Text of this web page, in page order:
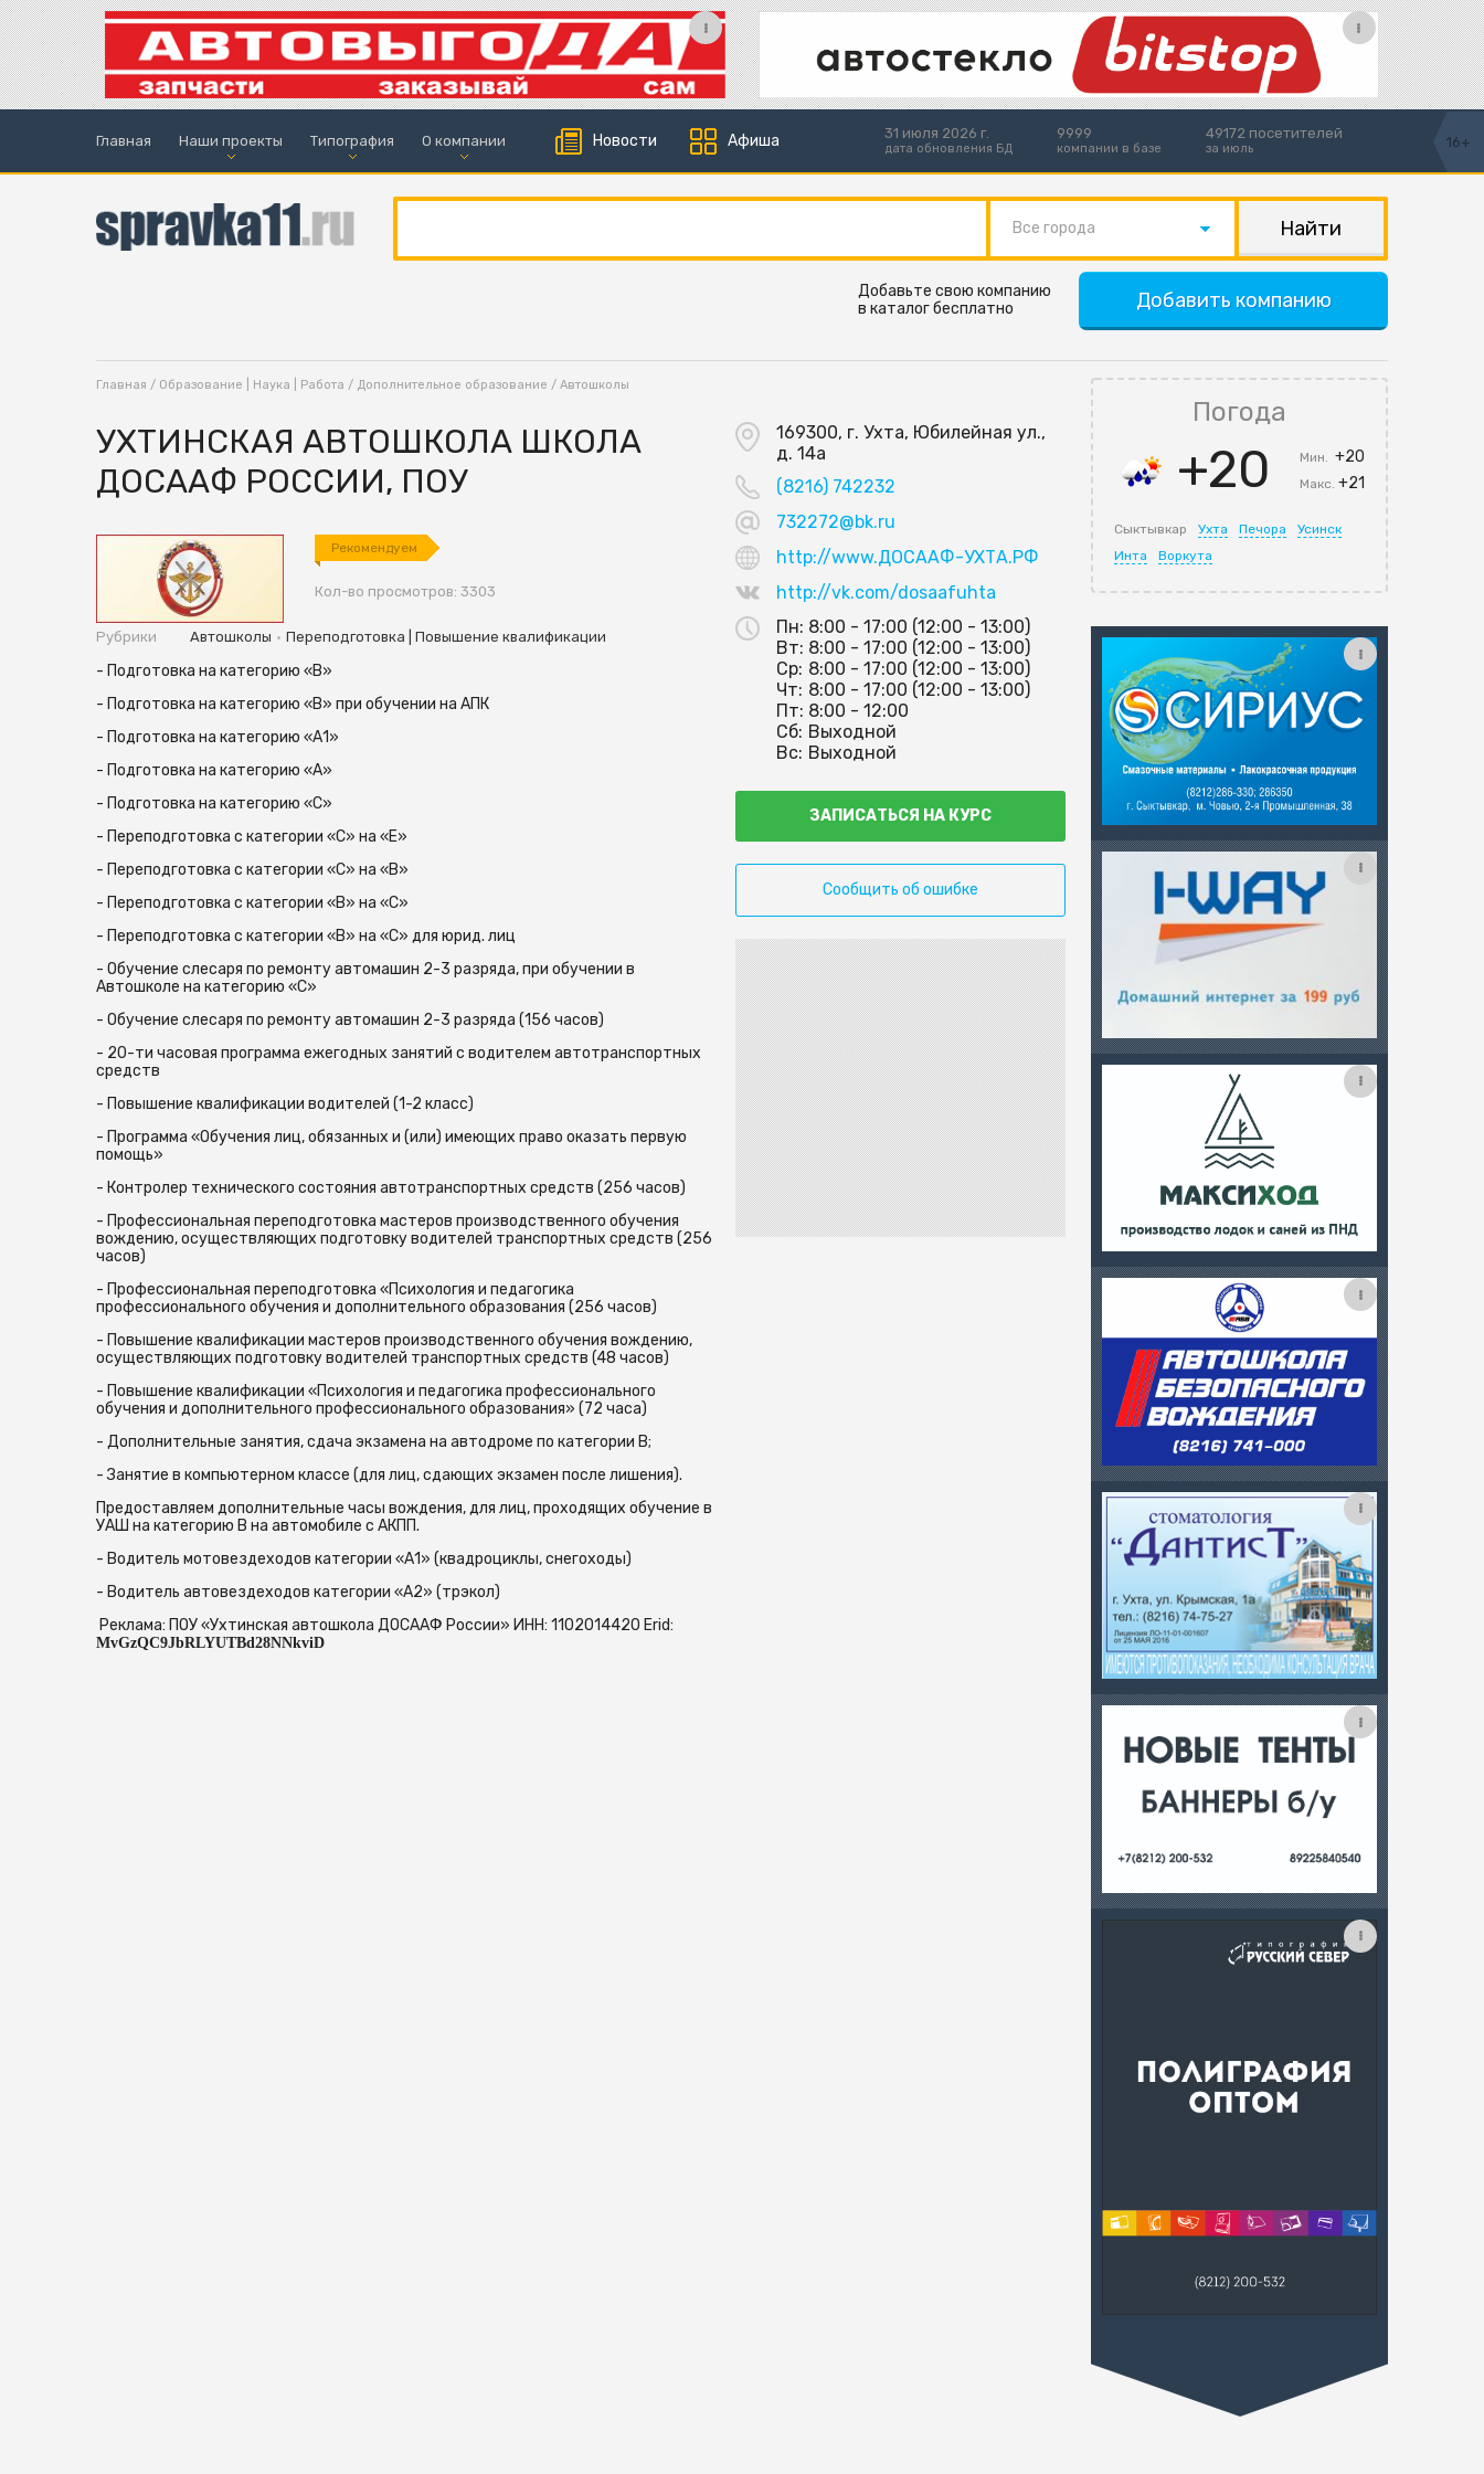
Главная Наши проекты Типография О компании Новости Афиша 31 июля 2026 г.
дата обновления БД
9999
компании в базе
49172 посетителей
за июль 16+
Все города
Добавить компанию
Добавьте свою компанию
в каталог бесплатно
Главная / Образование | Наука | Работа / Дополнительное образование / Автошколы
УХТИНСКАЯ АВТОШКОЛА ШКОЛА
ДОСААФ РОССИИ, ПОУ
Рекомендуем
Кол-во просмотров: 3303
Рубрики Автошколы • Переподготовка | Повышение квалификации
169300, г. Ухта, Юбилейная ул.,
д. 14а
(8216) 742232
732272@bk.ru
http://www.ДОСААФ-УХТА.РФ
http://vk.com/dosaafuhta
Пн: 8:00 - 17:00 (12:00 - 13:00)
Вт: 8:00 - 17:00 (12:00 - 13:00)
Ср: 8:00 - 17:00 (12:00 - 13:00)
Чт: 8:00 - 17:00 (12:00 - 13:00)
Пт: 8:00 - 12:00
Сб: Выходной
Вс: Выходной
ЗАПИСАТЬСЯ НА КУРС
Сообщить об ошибке
- Подготовка на категорию «В»
- Подготовка на категорию «В» при обучении на АПК
- Подготовка на категорию «А1»
- Подготовка на категорию «А»
- Подготовка на категорию «С»
- Переподготовка с категории «С» на «Е»
- Переподготовка с категории «С» на «В»
- Переподготовка с категории «В» на «С»
- Переподготовка с категории «В» на «С» для юрид. лиц
- Обучение слесаря по ремонту автомашин 2-3 разряда, при обучении в
Автошколе на категорию «С»
- Обучение слесаря по ремонту автомашин 2-3 разряда (156 часов)
- 20-ти часовая программа ежегодных занятий с водителем автотранспортных
средств
- Повышение квалификации водителей (1-2 класс)
- Программа «Обучения лиц, обязанных и (или) имеющих право оказать первую
помощь»
- Контролер технического состояния автотранспортных средств (256 часов)
- Профессиональная переподготовка мастеров производственного обучения
вождению, осуществляющих подготовку водителей транспортных средств (256
часов)
- Профессиональная переподготовка «Психология и педагогика
профессионального обучения и дополнительного образования (256 часов)
- Повышение квалификации мастеров производственного обучения вождению,
осуществляющих подготовку водителей транспортных средств (48 часов)
- Повышение квалификации «Психология и педагогика профессионального
обучения и дополнительного профессионального образования» (72 часа)
- Дополнительные занятия, сдача экзамена на автодроме по категории В;
- Занятие в компьютерном классе (для лиц, сдающих экзамен после лишения).
Предоставляем дополнительные часы вождения, для лиц, проходящих обучение в
УАШ на категорию В на автомобиле с АКПП.
- Водитель мотовездеходов категории «А1» (квадроциклы, снегоходы)
- Водитель автовездеходов категории «А2» (трэкол)
Реклама: ПОУ «Ухтинская автошкола ДОСААФ России» ИНН: 1102014420 Erid:
MvGzQC9JbRLYUTBd28NNkviD
Погода
+20 Мин.+20
Макс.+21
Сыктывкар Ухта Печора
Усинск
Инта
Воркута